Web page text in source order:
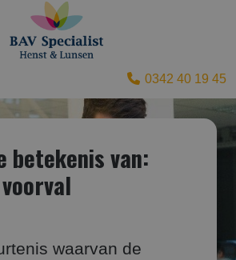
0342 40 19 45
betekenis van:
waarvan de